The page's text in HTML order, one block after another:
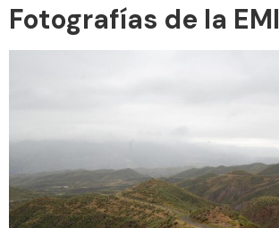
Fotografías de la EMI